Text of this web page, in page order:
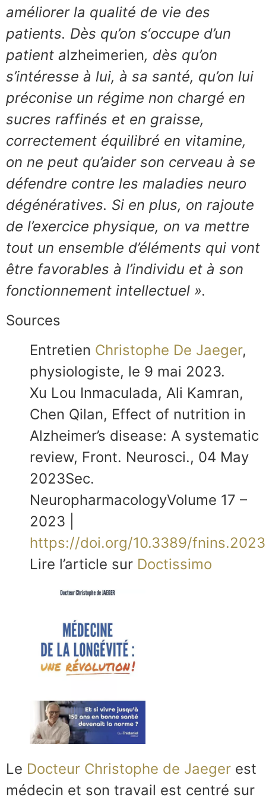
améliorer la qualité de vie des
patients. Dès qu’on s‘occupe d’un
patient alzheimerien, dès qu’on
s’intéresse à lui, à sa santé, qu’on lui
préconise un régime non chargé en
sucres raffinés et en graisse,
correctement équilibré en vitamine,
on ne peut qu’aider son cerveau à se
défendre contre les maladies neuro
dégénératives. Si en plus, on rajoute
de l’exercice physique, on va mettre
tout un ensemble d’éléments qui vont
être favorables à l’individu et à son
fonctionnement intellectuel ».
Sources
Entretien Christophe De Jaeger,
physiologiste, le 9 mai 2023.
Xu Lou Inmaculada, Ali Kamran,
Chen Qilan, Effect of nutrition in
Alzheimer’s disease: A systematic
review, Front. Neurosci., 04 May
2023Sec.
NeuropharmacologyVolume 17 –
2023 |
https://doi.org/10.3389/
Lire l’article sur Doctissimo
Le Docteur Christophe de Jaeger est
médecin et son travail est centré sur